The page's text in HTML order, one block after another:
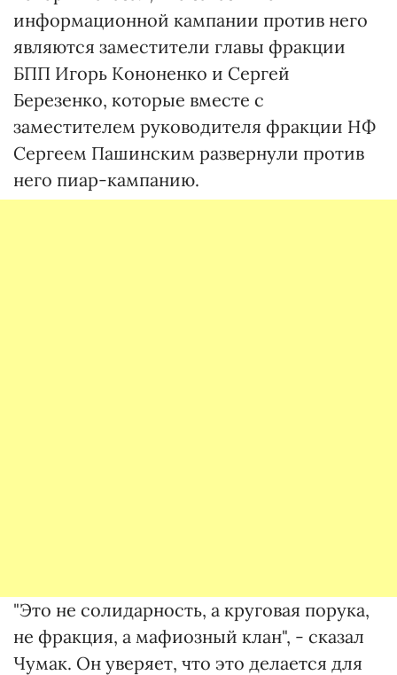
информационной кампании против него
являются заместители главы фракции
БПП Игорь Кононенко и Сергей
Березенко, которые вместе с
заместителем руководителя фракции НФ
Сергеем Пашинским развернули против
него пиар-кампанию.
"Это не солидарность, а круговая порука,
не фракция, а мафиозный клан", - сказал
Чумак. Он уверяет, что это делается для